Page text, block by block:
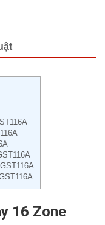
16 Zone